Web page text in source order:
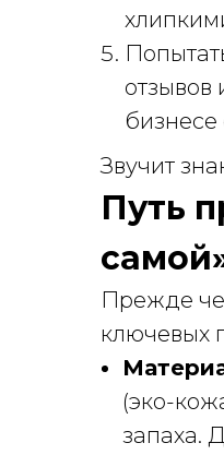
отзывов
бизнесе
Звучит
Путь
Прежде
ключевых
(эко-
запаха.